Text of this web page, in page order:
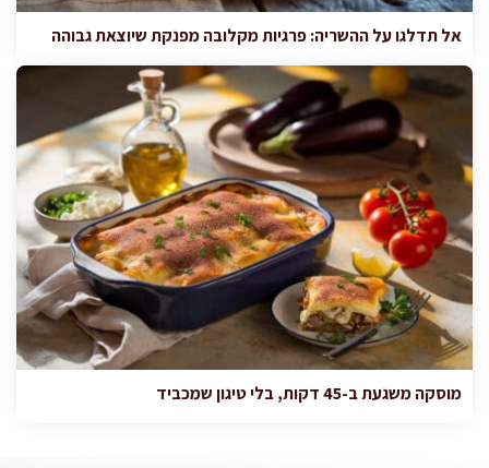
אל תדלגו על ההשריה: פרגיות מקלובה מפנקת שיוצאת גבוהה
מוסקה משגעת ב-45 דקות, בלי טיגון שמכביד